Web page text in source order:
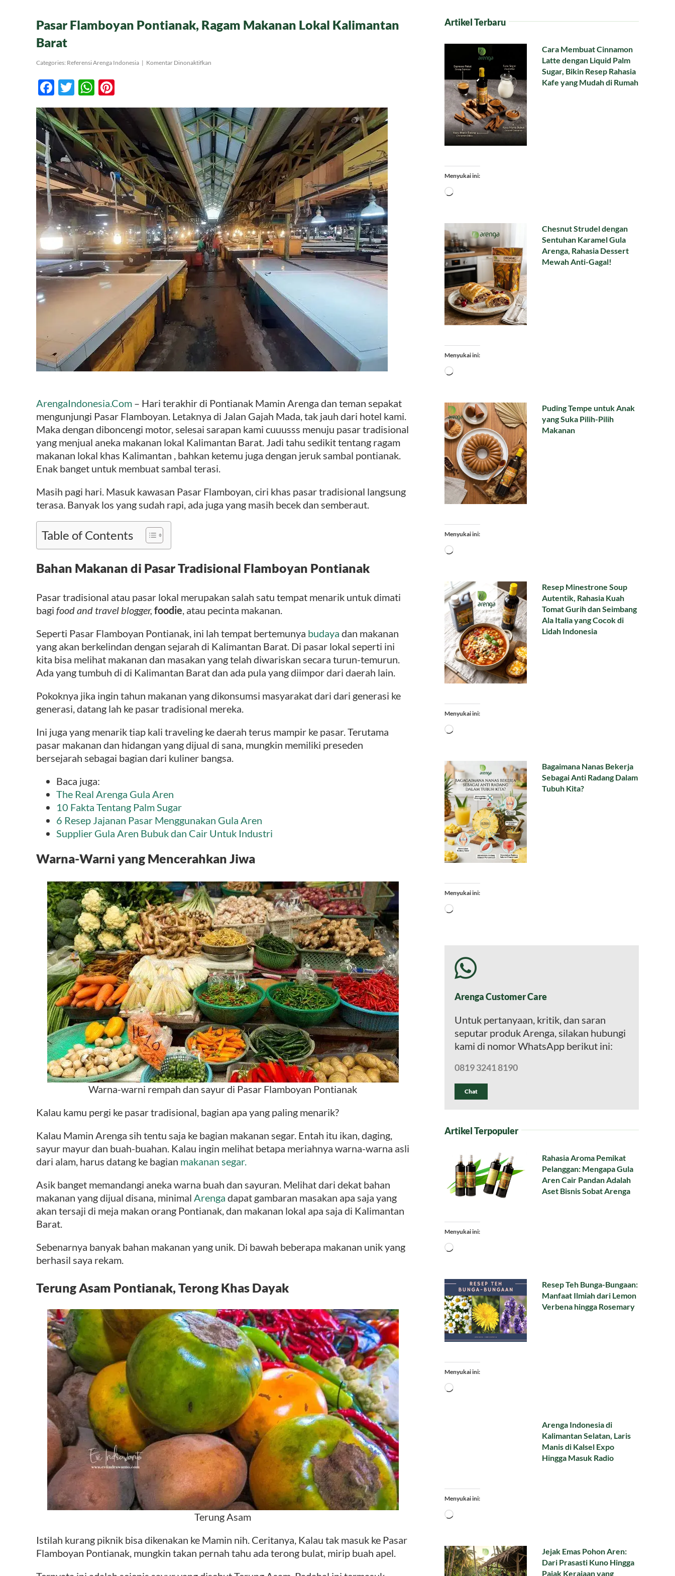
Pasar Flamboyan Pontianak, Ragam Makanan Lokal Kalimantan
Barat
Categories: Referensi Arenga Indonesia | Komentar Dinonaktifkan
Lokal
Kalimantan
Barat
Facebook
TwitterWhatsApp
ArengaIndonesia.Com – Hari terakhir di Pontianak Mamin Arenga dan teman sepakat
mengunjungi Pasar Flamboyan. Letaknya di Jalan Gajah Mada, tak jauh dari hotel kami.
Maka dengan diboncengi motor, selesai sarapan kami cuuusss menuju pasar tradisional
yang menjual aneka makanan lokal Kalimantan Barat. Jadi tahu sedikit tentang ragam
makanan lokal khas Kalimantan , bahkan ketemu juga dengan jeruk sambal pontianak.
Enak banget untuk membuat sambal terasi.
Masih pagi hari. Masuk kawasan Pasar Flamboyan, ciri khas pasar tradisional langsung
terasa. Banyak los yang sudah rapi, ada juga yang masih becek dan semberaut.
Table of Contents
Bahan Makanan di Pasar Tradisional Flamboyan Pontianak
Pasar tradisional atau pasar lokal merupakan salah satu tempat menarik untuk dimati
bagi food and travel blogger, foodie, atau pecinta makanan.
Seperti Pasar Flamboyan Pontianak, ini lah tempat bertemunya budaya dan makanan
yang akan berkelindan dengan sejarah di Kalimantan Barat. Di pasar lokal seperti ini
kita bisa melihat makanan dan masakan yang telah diwariskan secara turun-temurun.
Ada yang tumbuh di di Kalimantan Barat dan ada pula yang diimpor dari daerah lain.
Pokoknya jika ingin tahun makanan yang dikonsumsi masyarakat dari dari generasi ke
generasi, datang lah ke pasar tradisional mereka.
Ini juga yang menarik tiap kali traveling ke daerah terus mampir ke pasar. Terutama
pasar makanan dan hidangan yang dijual di sana, mungkin memiliki preseden
bersejarah sebagai bagian dari kuliner bangsa.
Baca juga:
The Real Arenga Gula Aren
10 Fakta Tentang Palm Sugar
6 Resep Jajanan Pasar Menggunakan Gula Aren
Supplier Gula Aren Bubuk dan Cair Untuk Industri
Warna-Warni yang Mencerahkan Jiwa
Warna-warni rempah dan sayur di Pasar Flamboyan Pontianak
Kalau kamu pergi ke pasar tradisional, bagian apa yang paling menarik?
Kalau Mamin Arenga sih tentu saja ke bagian makanan segar. Entah itu ikan, daging,
sayur mayur dan buah-buahan. Kalau ingin melihat betapa meriahnya warna-warna asli
dari alam, harus datang ke bagian makanan segar.
Asik banget memandangi aneka warna buah dan sayuran. Melihat dari dekat bahan
makanan yang dijual disana, minimal Arenga dapat gambaran masakan apa saja yang
akan tersaji di meja makan orang Pontianak, dan makanan lokal apa saja di Kalimantan
Barat.
Sebenarnya banyak bahan makanan yang unik. Di bawah beberapa makanan unik yang
berhasil saya rekam.
Terung Asam Pontianak, Terong Khas Dayak
Terung Asam
Istilah kurang piknik bisa dikenakan ke Mamin nih. Ceritanya, Kalau tak masuk ke Pasar
Flamboyan Pontianak, mungkin takan pernah tahu ada terong bulat, mirip buah apel.
Artikel Terbaru
Cara Membuat Cinnamon
Latte dengan Liquid Palm
Sugar, Bikin Resep Rahasia
Kafe yang Mudah di Rumah
Menyukai ini:
Memuat...
Chesnut Strudel dengan
Sentuhan Karamel Gula
Arenga, Rahasia Dessert
Mewah Anti-Gagal!
Menyukai ini:
Memuat...
Puding Tempe untuk Anak
yang Suka Pilih-Pilih
Makanan
Menyukai ini:
Memuat...
Resep Minestrone Soup
Autentik, Rahasia Kuah
Tomat Gurih dan Seimbang
Ala Italia yang Cocok di
Lidah Indonesia
Menyukai ini:
Memuat...
Bagaimana Nanas Bekerja
Sebagai Anti Radang Dalam
Tubuh Kita?
Menyukai ini:
Memuat...
Arenga Customer Care
Untuk pertanyaan, kritik, dan saran
seputar produk Arenga, silakan hubungi
kami di nomor WhatsApp berikut ini:
0819 3241 8190
Chat
Artikel Terpopuler
Rahasia Aroma Pemikat
Pelanggan: Mengapa Gula
Aren Cair Pandan Adalah
Aset Bisnis Sobat Arenga
Menyukai ini:
Memuat...
Resep Teh Bunga-Bungaan:
Manfaat Ilmiah dari Lemon
Verbena hingga Rosemary
Menyukai ini:
Memuat...
Arenga Indonesia di
Kalimantan Selatan, Laris
Manis di Kalsel Expo
Hingga Masuk Radio
Menyukai ini:
Memuat...
Jejak Emas Pohon Aren:
Dari Prasasti Kuno Hingga
Pajak Kerajaan yang